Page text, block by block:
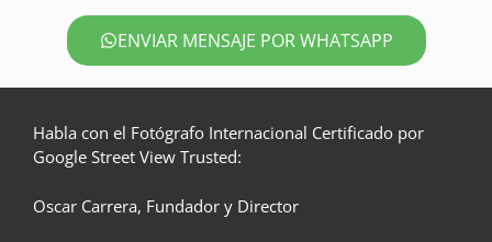
ENVIAR MENSAJE POR WHATSAPP
Habla con el Fotógrafo Internacional Certificado por
Google Street View Trusted:
Oscar Carrera, Fundador y Director